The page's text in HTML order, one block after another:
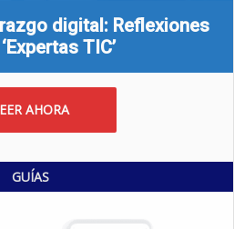
digital: Reflexiones
TIC’
AHORA
GUÍAS